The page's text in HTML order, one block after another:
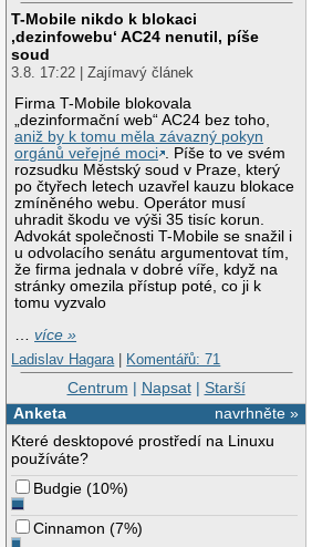
T-Mobile nikdo k blokaci
‚dezinfowebu‘ AC24 nenutil, píše
soud
3.8. 17:22 | Zajímavý článek
Firma T-Mobile blokovala
„dezinformační web“ AC24 bez toho,
aniž by k tomu měla závazný pokyn
orgánů veřejné moci . Píše to ve svém
rozsudku Městský soud v Praze, který
po čtyřech letech uzavřel kauzu blokace
zmíněného webu. Operátor musí
uhradit škodu ve výši 35 tisíc korun.
Advokát společnosti T-Mobile se snažil i
u odvolacího senátu argumentovat tím,
že firma jednala v dobré víře, když na
stránky omezila přístup poté, co ji k
tomu vyzvalo
…více »
Ladislav Hagara | Komentářů: 71
Centrum | Napsat| Starší
navrhněte »
Anketa
Které desktopové prostředí na Linuxu
používáte?
Budgie (10%)
Cinnamon (7%)